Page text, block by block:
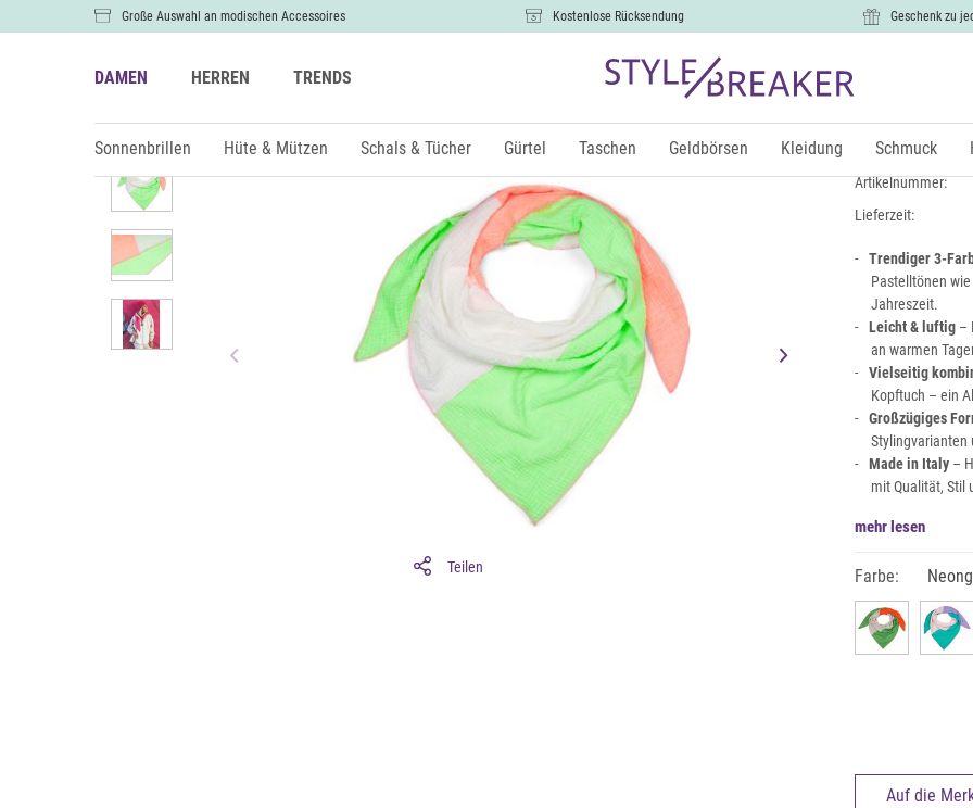
Große Auswahl an modischen Accessoires Kostenlose Rücksendung Geschenk zu
DAMEN HERREN TRENDS
Sonnenbrillen Hüte & Mützen Schals & Tücher Gürtel Taschen Geldbörsen Kleidung Schmuck
Teilen
3-Farbiges
17,99 €
Artikelnummer:
Lieferzeit:
Trendiger 3-
Pastelltönen
Jahreszeit.
Leicht & luftig–
an warmen
Vielseitig
Kopftuch – ein
Großzügiges
Stylingvarianten
Made in Italy–
mit Qualität, Stil
mehr lesen
Farbe:
Auf die